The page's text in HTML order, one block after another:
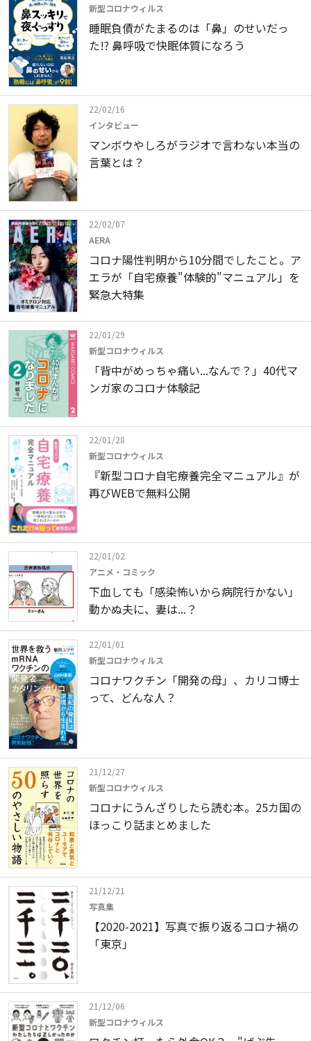
新型コロナウィルス
睡眠負債がたまるのは「鼻」のせいだっ
た!? 鼻呼吸で快眠体質になろう
22/02/16
インタビュー
マンボウやしろがラジオで言わない本当の
言葉とは？
22/02/07
AERA
コロナ陽性判明から10分間でしたこと。ア
エラが「自宅療養"体験的"マニュアル」を
緊急大特集
22/01/29
新型コロナウィルス
「背中がめっちゃ痛い...なんで？」40代マ
ンガ家のコロナ体験記
22/01/28
新型コロナウィルス
『新型コロナ自宅療養完全マニュアル』が
再びWEBで無料公開
22/01/02
アニメ・コミック
下血しても「感染怖いから病院行かない」
動かぬ夫に、妻は...？
22/01/01
新型コロナウィルス
コロナワクチン「開発の母」、カリコ博士
って、どんな人？
21/12/27
新型コロナウィルス
コロナにうんざりしたら読む本。25カ国の
ほっこり話まとめました
21/12/21
写真集
【2020-2021】写真で振り返るコロナ禍の
「東京」
21/12/06
新型コロナウィルス